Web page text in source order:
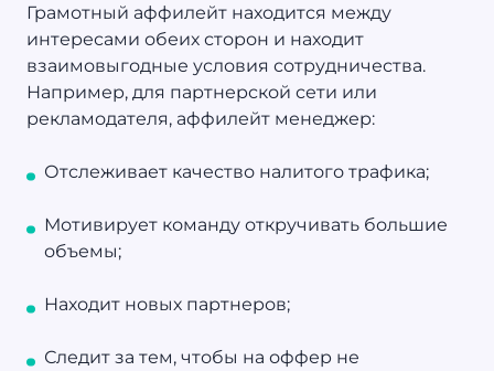
Грамотный аффилейт находится между
интересами обеих сторон и находит
взаимовыгодные условия сотрудничества.
Например, для партнерской сети или
рекламодателя, аффилейт менеджер:
Отслеживает качество налитого трафика;
Мотивирует команду откручивать большие
объемы;
Находит новых партнеров;
Следит за тем, чтобы на оффер не